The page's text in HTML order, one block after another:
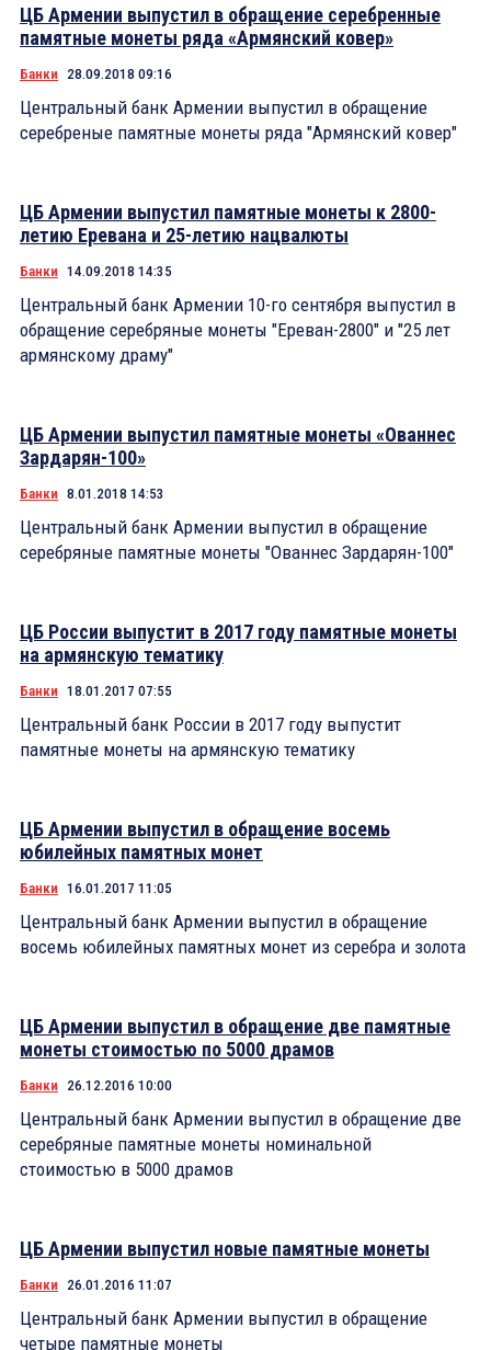
ЦБ Армении выпустил в обращение серебренные
памятные монеты ряда «Армянский ковер»
Банки 28.09.2018 09:16
Центральный банк Армении выпустил в обращение
серебреные памятные монеты ряда "Армянский ковер"
ЦБ Армении выпустил памятные монеты к 2800-
летию Еревана и 25-летию нацвалюты
Банки 14.09.2018 14:35
Центральный банк Армении 10-го сентября выпустил в
обращение серебряные монеты "Ереван-2800" и "25 лет
армянскому драму"
ЦБ Армении выпустил памятные монеты «Ованнес
Зардарян-100»
Банки 8.01.2018 14:53
Центральный банк Армении выпустил в обращение
серебряные памятные монеты "Ованнес Зардарян-100"
ЦБ России выпустит в 2017 году памятные монеты
на армянскую тематику
Банки 18.01.2017 07:55
Центральный банк России в 2017 году выпустит
памятные монеты на армянскую тематику
ЦБ Армении выпустил в обращение восемь
юбилейных памятных монет
Банки 16.01.2017 11:05
Центральный банк Армении выпустил в обращение
восемь юбилейных памятных монет из серебра и золота
ЦБ Армении выпустил в обращение две памятные
монеты стоимостью по 5000 драмов
Банки 26.12.2016 10:00
Центральный банк Армении выпустил в обращение две
серебряные памятные монеты номинальной
стоимостью в 5000 драмов
ЦБ Армении выпустил новые памятные монеты
Банки 26.01.2016 11:07
Центральный банк Армении выпустил в обращение
четыре памятные монеты